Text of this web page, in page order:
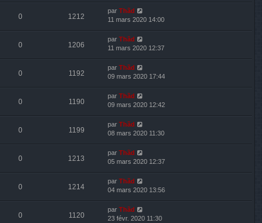
0 1212
par Thãd
11 mars 2020 14:00
0 1206
par Thãd
11 mars 2020 12:37
0 1192
par Thãd
09 mars 2020 17:44
0 1190
par Thãd
09 mars 2020 12:42
0 1199
par Thãd
08 mars 2020 11:30
0 1213
par Thãd
05 mars 2020 12:37
0 1214
par Thãd
04 mars 2020 13:56
0 1120
par Thãd
23 févr. 2020 11:30